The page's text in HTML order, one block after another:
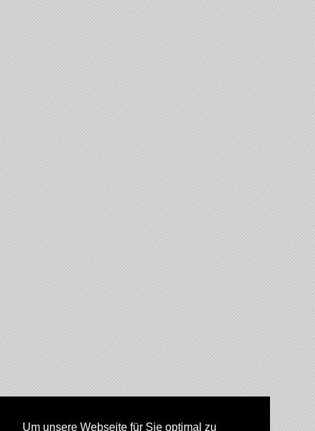
Um unsere Webseite für Sie optimal zu